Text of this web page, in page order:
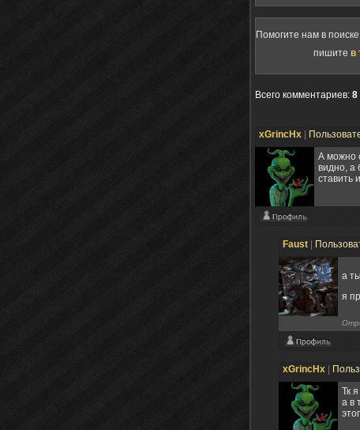
Помогите нам в
пишите в
Всего комментариев: 8
xGrincHx
А можно
видно, а
ставить
Faust
а
я
xGrincHx
Тк
а в